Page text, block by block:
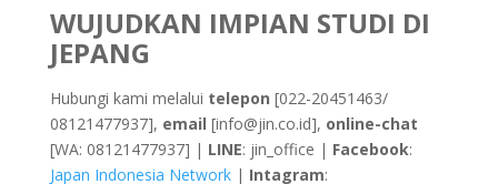
WUJUDKAN IMPIAN STUDI DI
JEPANG
Hubungi kami melalui telepon [022-20451463/
08121477937], email [info@jin.co.id], online-chat
[WA: 08121477937] | LINE: jin_office | Facebook:
Japan Indonesia Network| Intagram: